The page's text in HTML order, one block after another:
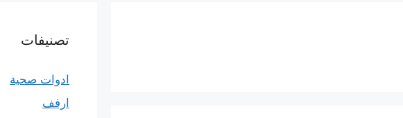
تصنيفات
ادوات صحية
ارفف